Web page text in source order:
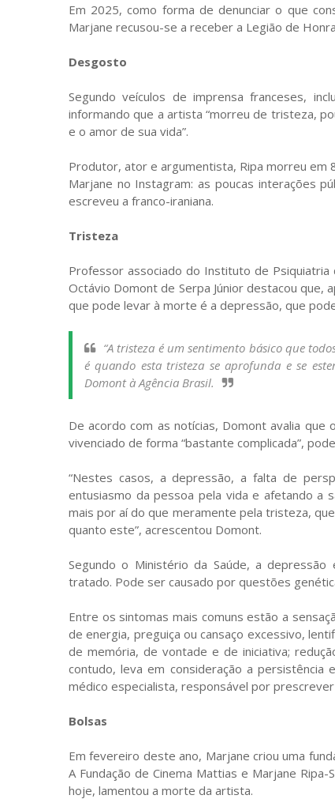
Em 2025, como forma de denunciar o que
Marjane recusou-se a receber a Legião de
Desgosto
Segundo veículos de imprensa franceses,
informando que a artista “morreu de tristeza,
e o amor de sua vida”.
Produtor, ator e argumentista, Ripa morreu em
Marjane no Instagram: as poucas interações
escreveu a franco-iraniana.
Tristeza
Professor associado do Instituto de Psiquiatria
Octávio Domont de Serpa Júnior destacou
que pode levar à morte é a depressão, que
“A tristeza é um sentimento básico que
é quando esta tristeza se aprofunda e se
Domont à Agência Brasil.
De acordo com as notícias, Domont avalia
vivenciado de forma “bastante complicada”,
“Nestes casos, a depressão, a falta de
entusiasmo da pessoa pela vida e afetando a
mais por aí do que meramente pela tristeza,
quanto este”, acrescentou Domont.
Segundo o Ministério da Saúde, a
tratado. Pode ser causado por questões
Entre os sintomas mais comuns estão a
de energia, preguiça ou cansaço excessivo,
de memória, de vontade e de iniciativa;
contudo, leva em consideração a
médico especialista, responsável por
Bolsas
Em fevereiro deste ano, Marjane criou uma
A Fundação de Cinema Mattias e Marjane
hoje, lamentou a morte da artista.